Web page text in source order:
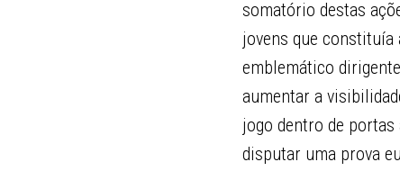
somatório destas
jovens que constituía
emblemático
aumentar a
jogo dentro de
disputar uma prova